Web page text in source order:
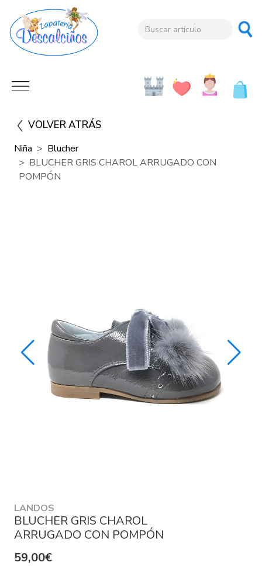
VOLVER ATRÁS
Niña
Blucher
BLUCHER GRIS CHAROL ARRUGADO CON
POMPÓN
LANDOS
BLUCHER GRIS CHAROL
ARRUGADO CON POMPÓN
59,00€